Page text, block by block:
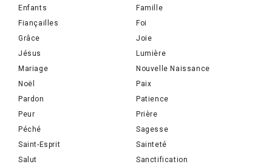
Enfants
Famille
Fiançailles
Foi
Grâce
Joie
Jésus
Lumière
Mariage
Nouvelle Naissance
Noël
Paix
Pardon
Patience
Peur
Prière
Péché
Sagesse
Saint-Esprit
Sainteté
Salut
Sanctification